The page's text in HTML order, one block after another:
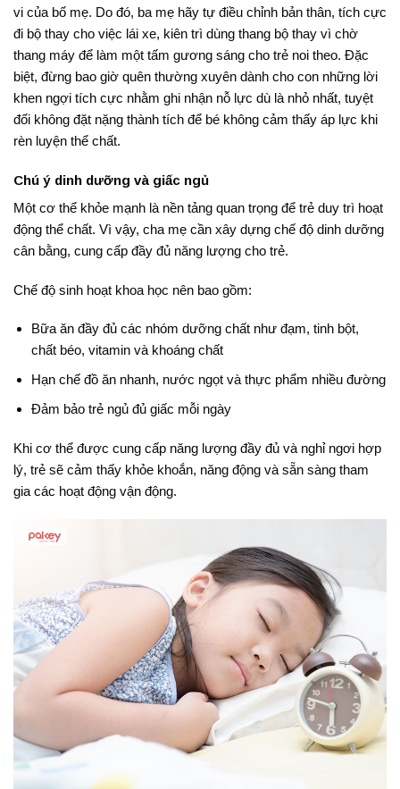
vi của bố mẹ. Do đó, ba mẹ hãy tự điều chỉnh bản thân, tích cực
đi bộ thay cho việc lái xe, kiên trì dùng thang bộ thay vì chờ
thang máy để làm một tấm gương sáng cho trẻ noi theo. Đặc
biệt, đừng bao giờ quên thường xuyên dành cho con những lời
khen ngợi tích cực nhằm ghi nhận nỗ lực dù là nhỏ nhất, tuyệt
đối không đặt nặng thành tích để bé không cảm thấy áp lực khi
rèn luyện thể chất.
Chú ý dinh dưỡng và giấc ngủ
Một cơ thể khỏe mạnh là nền tảng quan trọng để trẻ duy trì hoạt
động thể chất. Vì vậy, cha mẹ cần xây dựng chế độ dinh dưỡng
cân bằng, cung cấp đầy đủ năng lượng cho trẻ.
Chế độ sinh hoạt khoa học nên bao gồm:
Bữa ăn đầy đủ các nhóm dưỡng chất như đạm, tinh bột,
chất béo, vitamin và khoáng chất
Hạn chế đồ ăn nhanh, nước ngọt và thực phẩm nhiều đường
Đảm bảo trẻ ngủ đủ giấc mỗi ngày
Khi cơ thể được cung cấp năng lượng đầy đủ và nghỉ ngơi hợp
lý, trẻ sẽ cảm thấy khỏe khoắn, năng động và sẵn sàng tham
gia các hoạt động vận động.